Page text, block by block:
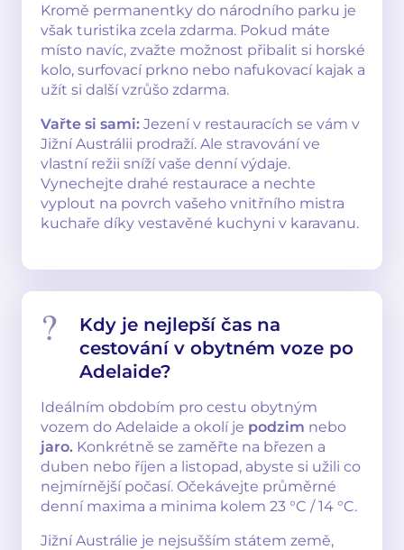
Kromě permanentky do národního parku je
však turistika zcela zdarma. Pokud máte
místo navíc, zvažte možnost přibalit si horské
kolo, surfovací prkno nebo nafukovací kajak a
užít si další vzrůšo zdarma.
Vařte si sami: Jezení v restauracích se vám v
Jižní Austrálii prodraží. Ale stravování ve
vlastní režii sníží vaše denní výdaje.
Vynechejte drahé restaurace a nechte
vyplout na povrch vašeho vnitřního mistra
kuchaře díky vestavěné kuchyni v karavanu.
Kdy je nejlepší čas na
cestování v obytném voze po
Adelaide?
Ideálním obdobím pro cestu obytným
vozem do Adelaide a okolí je podzim nebo
jaro. Konkrétně se zaměřte na březen a
duben nebo říjen a listopad, abyste si užili co
nejmírnější počasí. Očekávejte průměrné
denní maxima a minima kolem 23 °C / 14 °C.
Jižní Austrálie je nejsušším státem země,